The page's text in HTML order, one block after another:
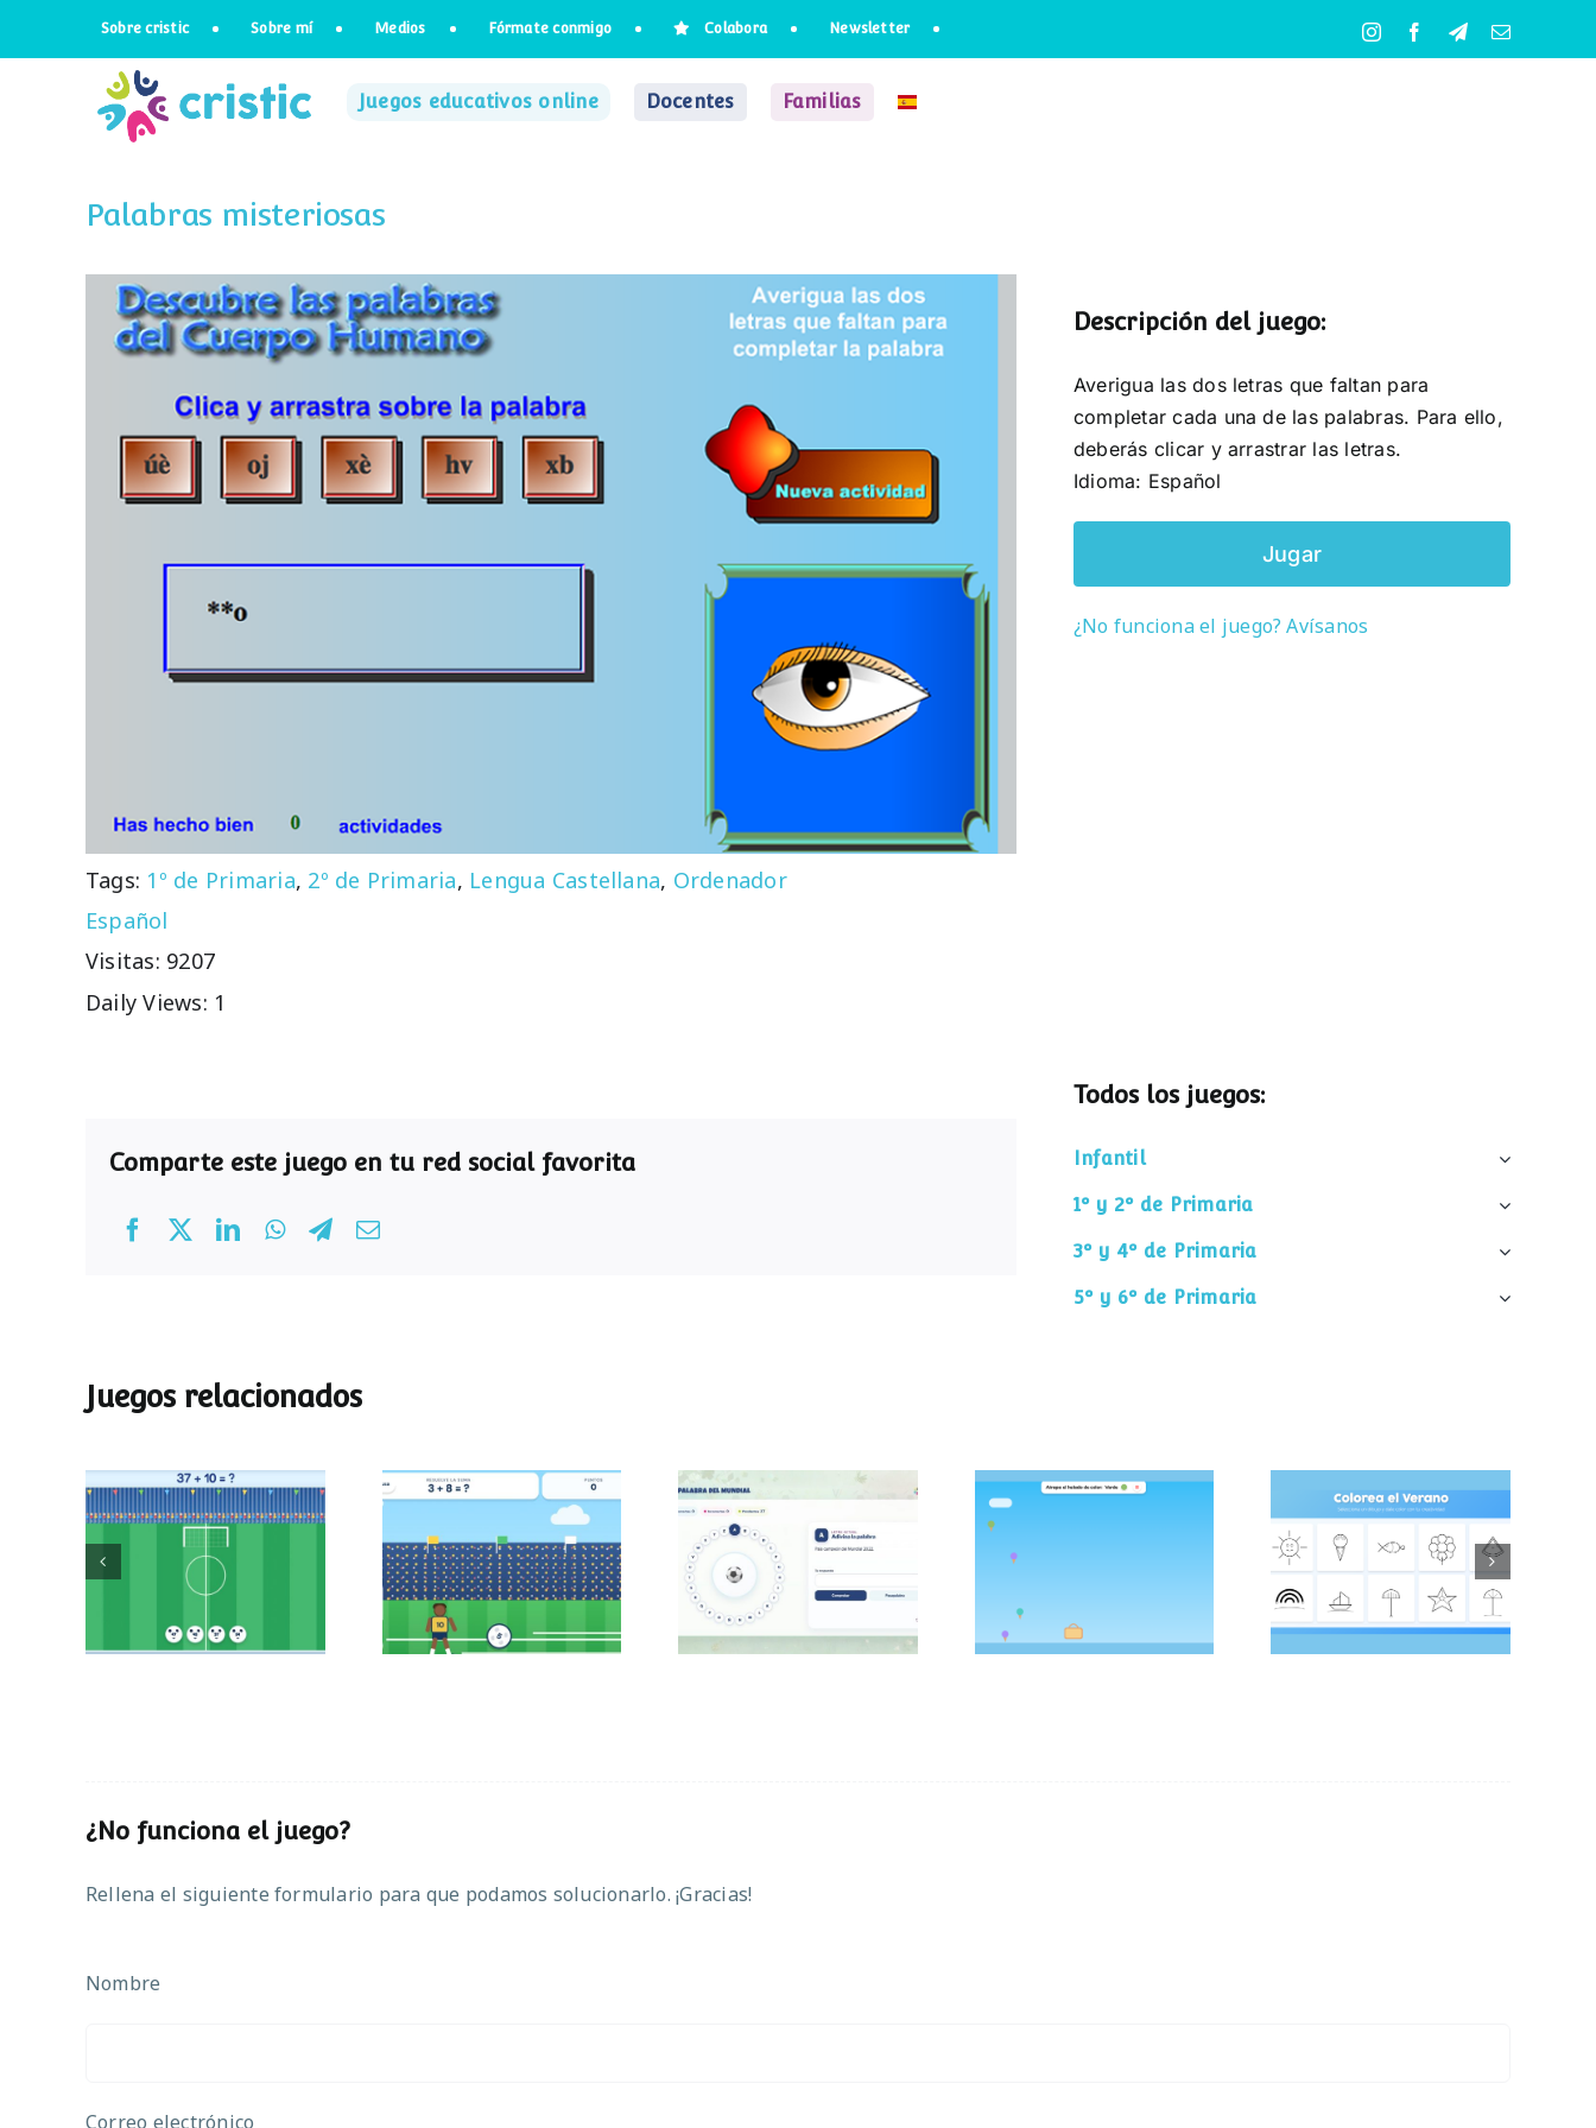
Sobre cristic Sobre mí Medios Fórmate conmigo Colabora Newsletter InstagramFacebookTelegramCorreo
Juegos educativos online Docentes Familias
Palabras misteriosas
Tags: 1º de Primaria, 2º de Primaria, Lengua Castellana, Ordenador
Español
Visitas: 9207
Daily Views: 1
Descripción del juego:
Averigua las dos letras que faltan para
completar cada una de las palabras. Para ello,
deberás clicar y arrastrar las letras.
Idioma: Español
Jugar
¿No funciona el juego? Avísanos
Comparte este juego en tu red social favorita
Todos los juegos:
Infantil
1º y 2º de Primaria
3º y 4º de Primaria
5º y 6º de Primaria
Juegos relacionados
Mundial de
operaciones
Partido de sumas
Pasapalabra del
Mundial
Atrapa el helado Colorea el verano
¿No funciona el juego?
Rellena el siguiente formulario para que podamos solucionarlo. ¡Gracias!
Nombre
Correo electrónico